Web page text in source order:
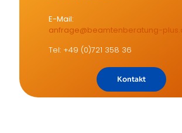
E-Mail:
anfrage@beamtenberatung-
Tel: +49 (0)721 358 36
Kontakt